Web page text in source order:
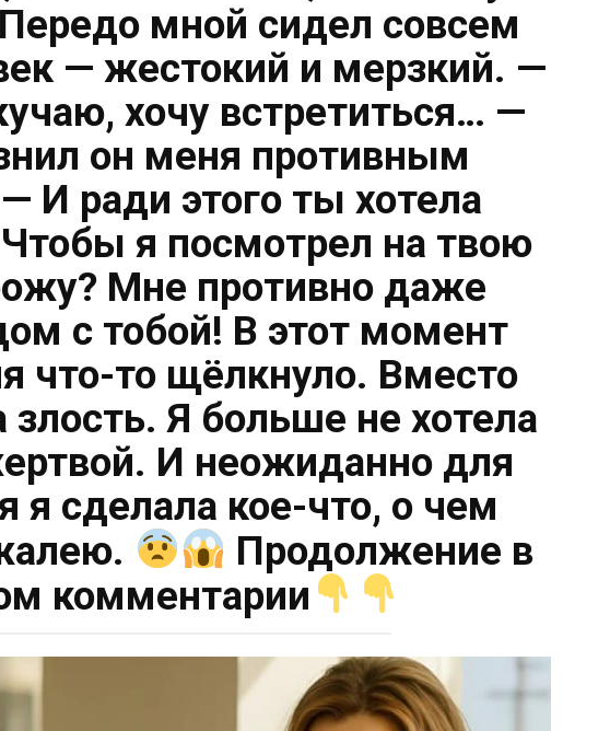
мной сидел совсем
— жестокий и мерзкий. —
хочу встретиться… —
он меня противным
И ради этого ты хотела
я посмотрел на твою
Мне противно даже
с тобой! В этот момент
что-то щёлкнуло. Вместо
Я больше не хотела
И неожиданно для
я сделала кое-что, о чем
Продолжение в
комментарии